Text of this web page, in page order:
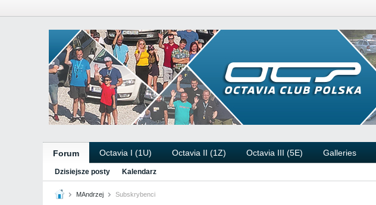
Forum Octavia I (1U) Octavia II (1Z) Octavia III (5E) Galleries
Dzisiejsze posty Kalendarz
MAndrzej Subskrybenci